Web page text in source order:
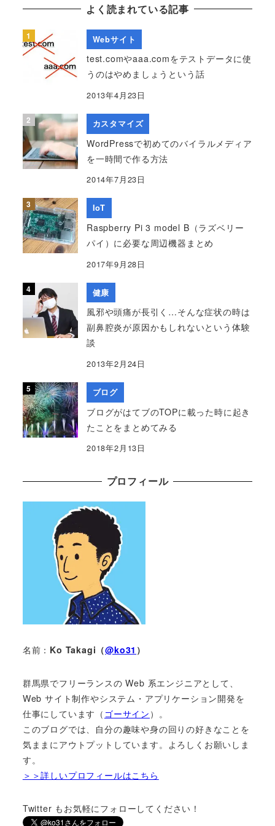
よく読まれている記事
Webサイト
test.comやaaa.comをテストデータに使
うのはやめましょうという話
2013年4月23日
カスタマイズ
WordPressで初めてのバイラルメディア
を一時間で作る方法
2014年7月23日
IoT
Raspberry Pi 3 model B（ラズベリー
パイ）に必要な周辺機器まとめ
2017年9月28日
健康
風邪や頭痛が長引く…そんな症状の時は
副鼻腔炎が原因かもしれないという体験
談
2013年2月24日
ブログ
ブログがはてブのTOPに載った時に起き
たことをまとめてみる
2018年2月13日
プロフィール
名前： Ko Takagi（@ko31 ）
群馬県でフリーランスの Web 系エンジニアとして、
Web サイト制作やシステム・アプリケーション開発を
仕事にしています（ ゴーサイン ）。
このブログでは、自分の趣味や身の回りの好きなことを
気ままにアウトプットしています。よろしくお願いしま
す。
＞＞詳しいプロフィールはこちら
Twitter もお気軽にフォローしてください！